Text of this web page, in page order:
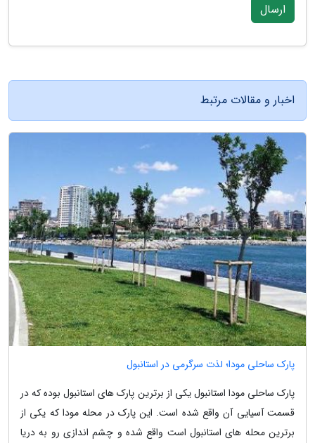
ارسال
اخبار و مقالات مرتبط
پارک ساحلی مودا؛ لذت سرگرمی در استانبول
پارک ساحلی مودا استانبول یکی از برترین پارک های استانبول بوده که در
قسمت آسیایی آن واقع شده است. این پارک در محله مودا که یکی از
برترین محله های استانبول است واقع شده و چشم اندازی رو به دریا